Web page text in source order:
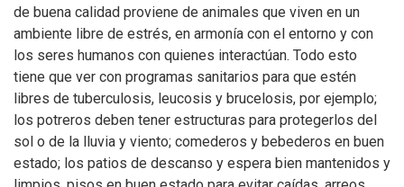
de buena calidad proviene de animales que viven en un
ambiente libre de estrés, en armonía con el entorno y con
los seres humanos con quienes interactúan. Todo esto
tiene que ver con programas sanitarios para que estén
libres de tuberculosis, leucosis y brucelosis, por ejemplo;
los potreros deben tener estructuras para protegerlos del
sol o de la lluvia y viento; comederos y bebederos en buen
estado; los patios de descanso y espera bien mantenidos y